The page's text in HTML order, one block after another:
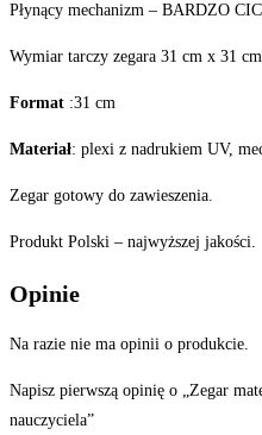
Płynący mechanizm – BARDZO
Wymiar tarczy zegara 31 cm x 31 cm
Format :31 cm
Materiał: plexi z nadrukiem UV,
Zegar gotowy do zawieszenia.
Produkt Polski – najwyższej jakości.
Opinie
Na razie nie ma opinii o produkcie.
Napisz pierwszą opinię o „Zegar
nauczyciela”